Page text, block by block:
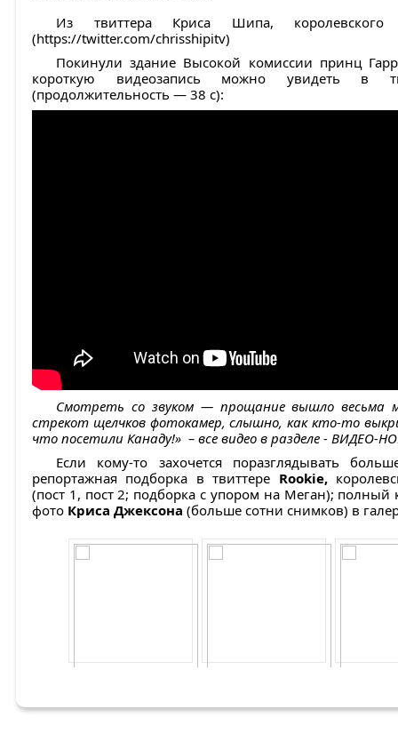
Из твиттера Криса Шипа, королевского
(https://twitter.com/chrisshipitv)
Покинули здание Высокой комиссии принц
короткую видеозапись можно увидеть в
(продолжительность — 38 с):
Смотреть со звуком — прощание вышло весьма
стрекот щелчков фотокамер, слышно, как кто-то
что посетили Канаду!» – все видео в разделе - ВИДЕО-
Если кому-то захочется поразглядывать
репортажная подборка в твиттере Rookie,
(пост 1, пост 2; подборка с упором на Меган);
фото Криса Джексона (больше сотни снимков) в